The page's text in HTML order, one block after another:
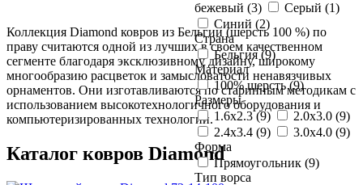
бежевый (3) Серый (1)
Синий (2)
Страна
Бельгия (9)
Материал
100% шерсть (9)
Размеры
1.6x2.3 (9) 2.0x3.0 (9)
2.4x3.4 (9) 3.0x4.0 (9)
Форма
Прямоугольник (9)
Тип ворса
Коллекция Diamond ковров из Бельгии (шерсть 100 %) по
праву считаются одной из лучших в своем качественном
сегменте благодаря эксклюзивному дизайну, широкому
многообразию расцветок и замысловатости ненавязчивых
орнаментов. Они изготавливаются по старинным методикам с
использованием высокотехнологичного оборудования и
компьютеризированных технологий.
Каталог ковров Diamond